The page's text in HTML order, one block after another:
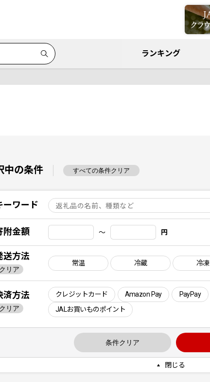
ランキング
中の条件 すべての条件クリア
ーワード
附金額 〜 円
送方法
リア
常温 冷蔵 冷凍
済方法
リア
クレジットカード Amazon Pay
PayPay
JALお買いものポイント
条件クリア
閉じる